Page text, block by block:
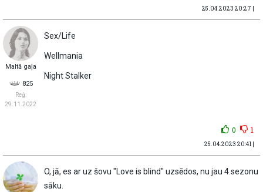
25.04.2023 20:27 |
Maltā gaļa
825
Reģ:
29.11.2022
Sex/Life
Wellmania
Night Stalker
0 1
25.04.2023 20:41 |
O, jā, es ar uz šovu "Love is blind" uzsēdos, nu jau 4.sezonu
sāku.